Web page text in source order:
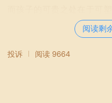
叫昊宇的小男生虽然性格
话，能听取，能接受，也
业时跳舞的视频，他跟着
阅读剩
投诉 阅读 9664